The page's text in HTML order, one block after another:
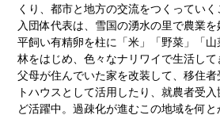
くり、都市と地方の交流をつくってい
入団体代表は、雪国の湧水の里で農業
平飼い有精卵を柱に「米」「野菜」「
林をはじめ、色々なナリワイで生活し
父母が住んでいた家を改装して、移住
トハウスとして活用したり、就農者受
ど活躍中。過疎化が進むこの地域を何